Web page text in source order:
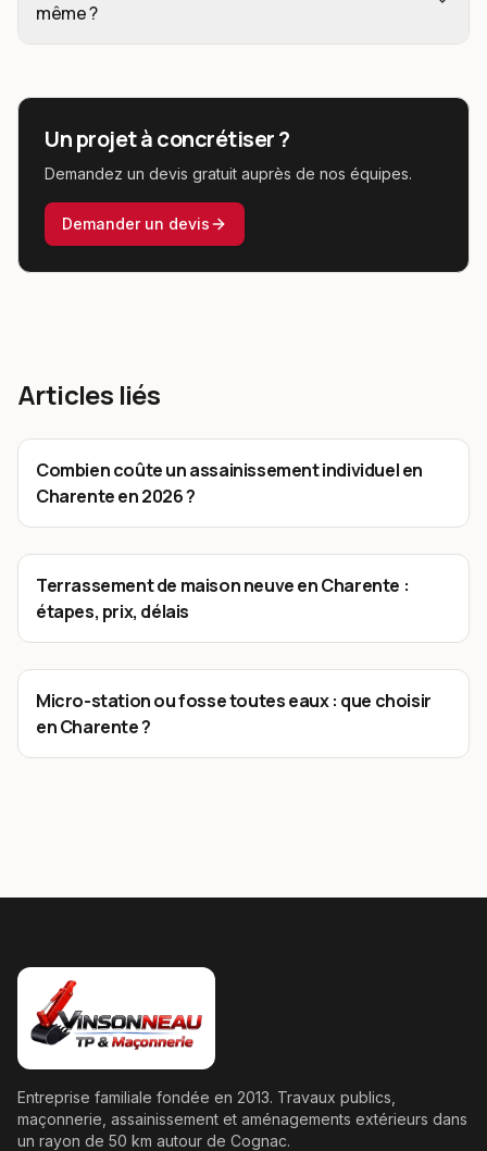
même ?
Un projet à concrétiser ?
Demandez un devis gratuit auprès de nos équipes.
Demander un devis
Articles liés
Combien coûte un assainissement individuel en
Charente en 2026 ?
Terrassement de maison neuve en Charente :
étapes, prix, délais
Micro-station ou fosse toutes eaux : que choisir
en Charente ?
Entreprise familiale fondée en 2013. Travaux publics,
maçonnerie, assainissement et aménagements extérieurs dans
un rayon de 50 km autour de Cognac.